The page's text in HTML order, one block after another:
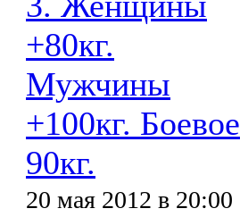
+80кг.
Мужчины
+100кг. Боевое
90кг.
20 мая 2012 в 20:00